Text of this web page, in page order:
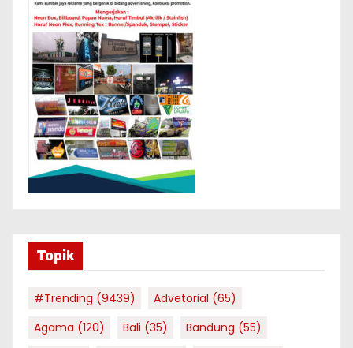
Topik
#Trending (9439) Advetorial (65)
Agama (120) Bali (35) Bandung (55)